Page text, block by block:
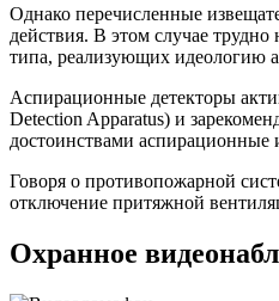
Однако перечисленные
действия. В этом случае
типа, реализующих идеологию
Аспирационные детекторы
Detection Apparatus) и
достоинствами аспирационные
Говоря о противопожарной
отключение притяжной
Охранное